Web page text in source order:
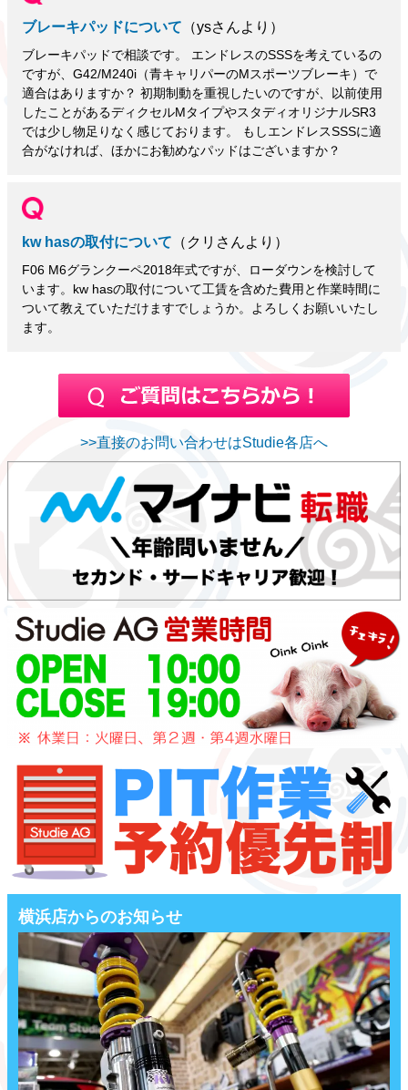
ブレーキパッドについて （ysさんより）
ブレーキパッドで相談です。 エンドレスのSSSを考えているの
ですが、G42/M240i（青キャリパーのMスポーツブレーキ）で
適合はありますか？ 初期制動を重視したいのですが、以前使用
したことがあるディクセルMタイプやスタディオリジナルSR3
では少し物足りなく感じております。 もしエンドレスSSSに適
合がなければ、ほかにお勧めなパッドはございますか？
kw hasの取付について （クリさんより）
F06 M6グランクーペ2018年式ですが、ローダウンを検討して
います。kw hasの取付について工賃を含めた費用と作業時間に
ついて教えていただけますでしょうか。よろしくお願いいたし
ます。
>>直接のお問い合わせはStudie各店へ
横浜店からのお知らせ